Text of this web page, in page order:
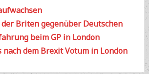
Briten gegenüber Deutschen
beim GP in London
nach dem Brexit Votum in London